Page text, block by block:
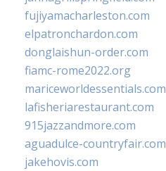
fujiyamacharleston.com
elpatronchardon.com
donglaishun-order.com
fiamc-rome2022.org
mariceworldessentials.com
lafisheriarestaurant.com
915jazzandmore.com
aguadulce-countryfair.com
jakehovis.com